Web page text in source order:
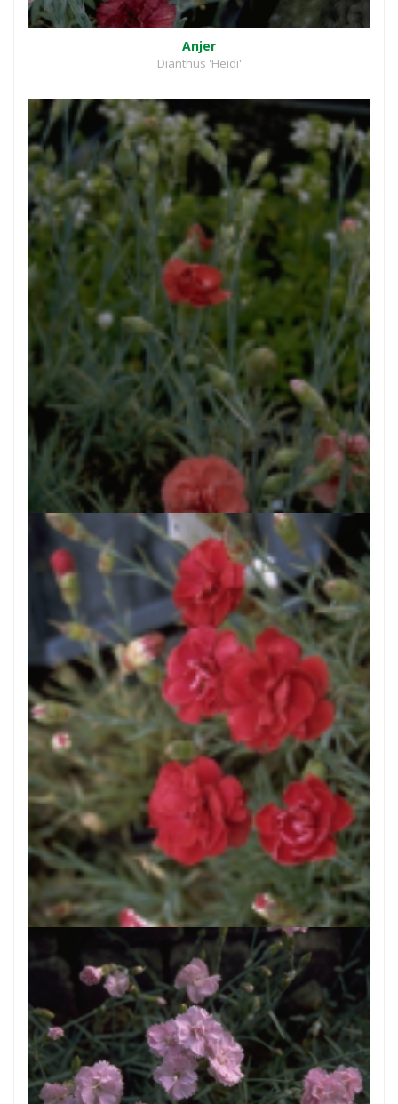
Anjer
Dianthus 'Heidi'
Anjer
Dianthus 'Diana'
Anjer
Dianthus 'Desmond'